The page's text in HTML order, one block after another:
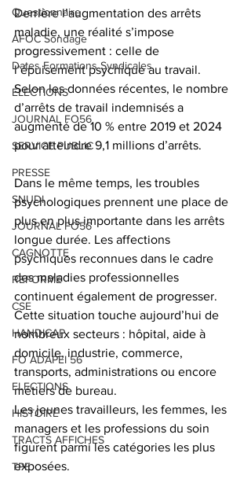
Questionnaire
AFOC Sondage
Dates Formations Syndicales
ELECTIONS
JOURNAL FO56
SERVICE PUBLIC
PRESSE
SNUDI
JOURNAL FO56
CAGNOTTE
REFORME
CSE
HANDICAP
FO ADAPEI 56
ELECTIONS
HISTOIRE
TRACTS AFFICHES
TPE
Derrière l’augmentation des arrêts
maladie, une réalité s’impose
progressivement : celle de
l’épuisement psychique au travail.
Selon les données récentes, le nombre
d’arrêts de travail indemnisés a
augmenté de 10 % entre 2019 et 2024
pour atteindre 9,1 millions d’arrêts.
Dans le même temps, les troubles
psychologiques prennent une place de
plus en plus importante dans les arrêts
longue durée. Les affections
psychiques reconnues dans le cadre
des maladies professionnelles
continuent également de progresser.
Cette situation touche aujourd’hui de
nombreux secteurs : hôpital, aide à
domicile, industrie, commerce,
transports, administrations ou encore
métiers de bureau.
Les jeunes travailleurs, les femmes, les
managers et les professions du soin
figurent parmi les catégories les plus
exposées.